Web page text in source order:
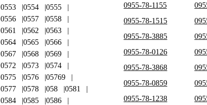
0955-78-1155
0955-78-1515
0955-78-3885
0955-78-0126
0955-78-3868
0955-78-0859
0955-78-1238
0553
0554
0555
0556
0557
0558
0561
0562
0563
0564
0565
0566
0567
0568
0569
0572
0573
0574
0575
0576
05769
0577
0578 058
0581
0584
0585
0586